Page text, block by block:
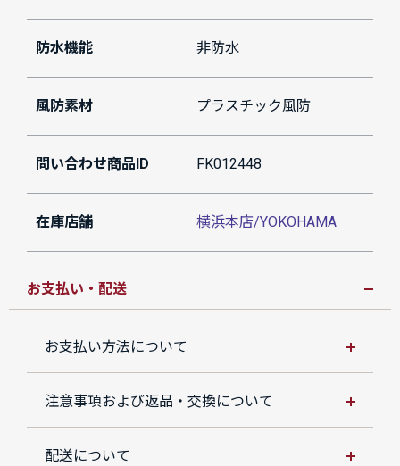
防水機能 非防水
風防素材 プラスチック風防
問い合わせ商品ID FK012448
在庫店舗 横浜本店/YOKOHAMA
お支払い・配送
お支払い方法について
注意事項および返品・交換について
配送について